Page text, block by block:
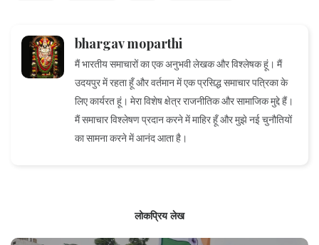
bhargav moparthi
मैं भारतीय समाचारों का एक अनुभवी लेखक और विश्लेषक हूं। मैं
उदयपुर में रहता हूँ और वर्तमान में एक प्रसिद्ध समाचार पत्रिका के
लिए कार्यरत हूं। मेरा विशेष क्षेत्र राजनीतिक और सामाजिक मुद्दे हैं।
मैं समाचार विश्लेषण प्रदान करने में माहिर हूँ और मुझे नई चुनौतियों
का सामना करने में आनंद आता है।
लोकप्रिय लेख